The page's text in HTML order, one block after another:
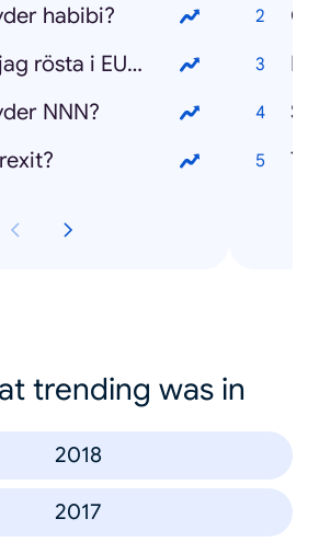
habibi?
Vad ska jag rösta i EU-valet?
NNN?
trending was in
2018
2017